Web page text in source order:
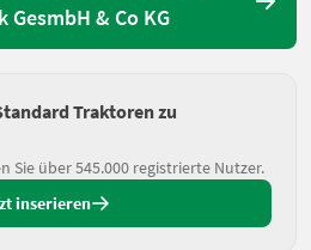
GesmbH & Co KG
Traktoren zu
Sie über 545.000 registrierte Nutzer.
inserieren